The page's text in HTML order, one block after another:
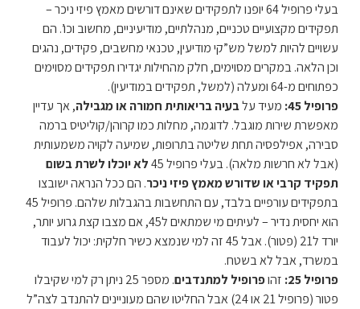
בעלי פרופיל 64 יופנו לתפקידים שאינם דורשים מאמץ פיזי ניכר –
תפקידים מקצועיים טכניים, מנהלתיים, מודיעיניים, מחשוב וכו’. הם
עשויים להיות למשל מש”קי מודיעין, טכנאי מחשבים, פקידים, נהגים
וכן הלאה. במקרים מסוימים, חלק מהחילות יגדירו תפקידים מסוימים
כפתוחים מ-64 ומעלה (למשל, תפקידים במודיעין).
פרופיל 45:
מעיד עלבעיה בריאותית חמורה או מגבילה, אך עדיין
מאפשרת שירות מוגבל. לדוגמה, מחלות כמו קרוהן/קוליטיס ברמה
סבירה, אפילפסיה תחת שליטה בתרופות, שמיעה לקויה משמעותית
(אבל לא חרשות מלאה). בעלי פרופיל 45
לא יוכלו לשרת בשום
תפקיד קרבי או שדורש מאמץ פיזי ניכר. הם ככל הנראה ישובצו
בתפקידים עורפיים בלבד, עם התחשבות בהגבלות שלהם. פרופיל 45
הוא יחסית נדיר – לעיתים מי שמתאים ל45, אם מצבו קצת גרוע יותר,
יורד ל21 (פטור). אבל 45 זה למי שנמצא כשיר חלקית: יכול לעבוד
במשרד, אבל לא בשטח.
פרופיל 25:
זהופרופיל למתנדבים
. מספר 25 ניתן רק למי שקיבלו
פטור (פרופיל 21 או 24) אבל החליטו שהם מעוניינים להתנדב לצה”ל